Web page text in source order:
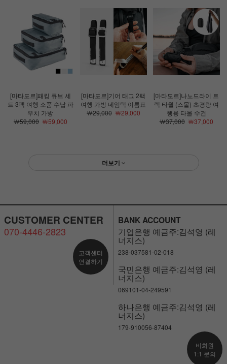
[마타도르]패킹 큐브 세
트 3팩 여행 소품 수납 파
우치 가방
￦59,000￦59,000
[마타도르]기어 태그 2팩
여행 가방 네임택 이름표
￦29,000￦29,000
[마타도르]나노드라이 트
렉 타월 (스몰) 초경량 여
행용 타올 수건
￦37,000￦37,000
더보기
CUSTOMER CENTER
070-4446-2823
고객센터
연결하기
BANK ACCOUNT
기업은행 예금주:김석영 (레
너지스)
238-037581-02-018
국민은행 예금주:김석영 (레
너지스)
069101-04-249591
하나은행 예금주:김석영 (레
너지스)
179-910056-87404
비회원
1:1 문의